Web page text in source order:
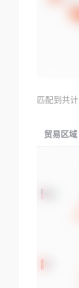
匹配到共计
贸易区域